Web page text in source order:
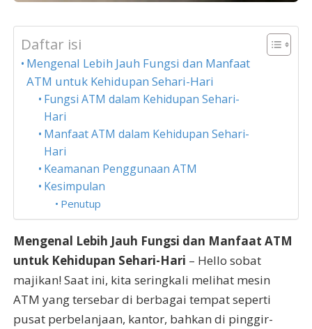
Daftar isi
Mengenal Lebih Jauh Fungsi dan Manfaat
ATM untuk Kehidupan Sehari-Hari
Fungsi ATM dalam Kehidupan Sehari-
Hari
Manfaat ATM dalam Kehidupan Sehari-
Hari
Keamanan Penggunaan ATM
Kesimpulan
Penutup
Mengenal Lebih Jauh Fungsi dan Manfaat ATM
untuk Kehidupan Sehari-Hari – Hello sobat
majikan! Saat ini, kita seringkali melihat mesin
ATM yang tersebar di berbagai tempat seperti
pusat perbelanjaan, kantor, bahkan di pinggir-